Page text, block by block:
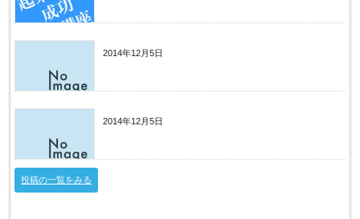
2014年12月5日
2014年12月5日
投稿の一覧をみる